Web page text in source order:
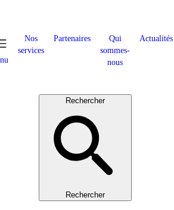
Nos
services
Partenaires
Qui
sommes-
nous
Actualités
Rechercher
Rechercher